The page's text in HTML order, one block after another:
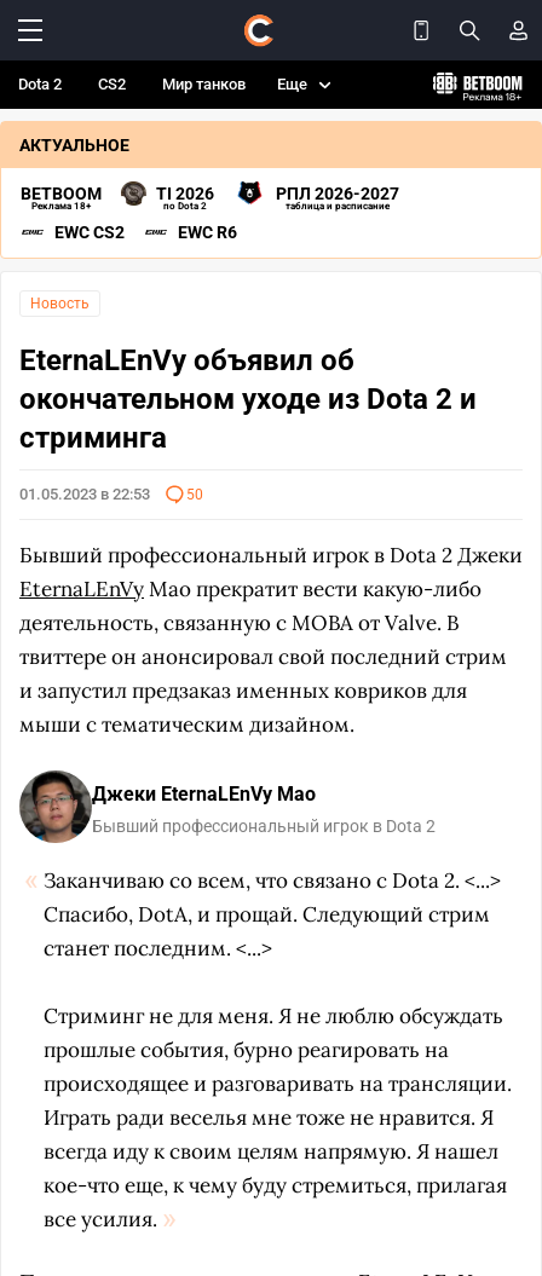
Dota 2 CS2 Мир танков Еще
АКТУАЛЬНОЕ
BETBOOM
Реклама 18+
TI 2026
по Dota 2
РПЛ 2026-2027
таблица и расписание
EWC CS2 EWC R6
Новость
EternaLEnVy объявил об
окончательном уходе из Dota 2 и
стриминга
01.05.2023 в 22:53 50
Бывший профессиональный игрок в Dota 2 Джеки
EternaLEnVyМао прекратит вести какую-либо
деятельность, связанную с MOBA от Valve. В
твиттере он анонсировал свой последний стрим
и запустил предзаказ именных ковриков для
мыши с тематическим дизайном.
Джеки EternaLEnVy Мао
Бывший профессиональный игрок в Dota 2
Заканчиваю со всем, что связано с Dota 2. <...>
Спасибо, DotA, и прощай. Следующий стрим
станет последним. <...>
Стриминг не для меня. Я не люблю обсуждать
прошлые события, бурно реагировать на
происходящее и разговаривать на трансляции.
Играть ради веселья мне тоже не нравится. Я
всегда иду к своим целям напрямую. Я нашел
кое-что еще, к чему буду стремиться, прилагая
все усилия.